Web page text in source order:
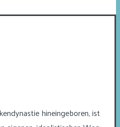
hineingeboren, ist